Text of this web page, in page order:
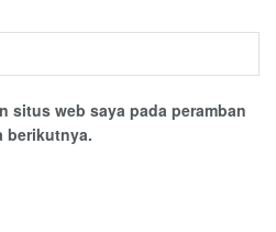
situs web saya pada peramban
berikutnya.